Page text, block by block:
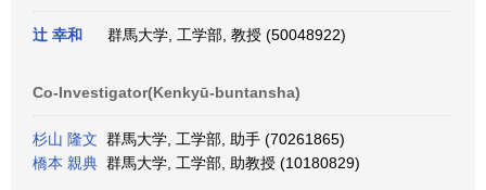
辻 幸和 群馬大学, 工学部, 教授 (50048922)
Co-Investigator(Kenkyū-buntansha)
杉山 隆文 群馬大学, 工学部, 助手 (70261865)
橋本 親典 群馬大学, 工学部, 助教授 (10180829)